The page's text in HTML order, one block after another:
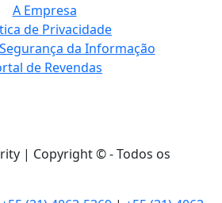
A Empresa
de Privacidade
da Informação
de Revendas
| Copyright © - Todos os